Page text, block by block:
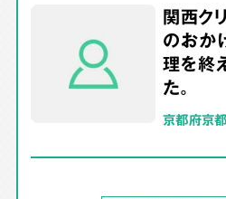
関西ク
のおか
理を終
た。
京都府京